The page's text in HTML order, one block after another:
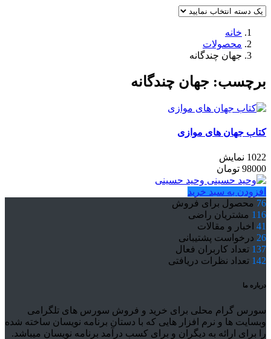
خانه
محصولات
جهان چندگانه
برچسب: جهان چندگانه
کتاب جهان های موازی
1022 نمایش
98000 تومان
وحید حسینی
افزودن به سبد خرید
76 محصول برای فروش
116 مشتریان راضی
41 اخبار و مقالات
26 درخواست پشتیبانی
137 تعداد کاربران فعال
142 تعداد نظرات دریافتی
درباره ما
سورس گرام محلی برای خرید و فروش سورس های تلگرامی
وبسایت ها و نرم افزار هایی که با دستان برنامه نویسان ساخته شده
را برای ارائه به دیگران و برای کسب درآمد برنامه نویسان میباشد.